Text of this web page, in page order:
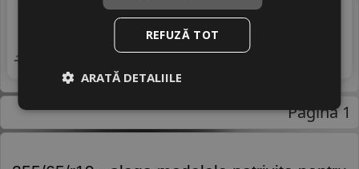
Livrare gratuită *
1376 RON
In stoc - peste 12 buc
4 Adauga in cos
Pagina 1
REFUZĂ TOT
ARATĂ DETALIILE